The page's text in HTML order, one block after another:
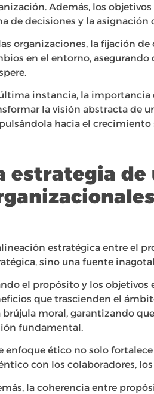
Además, los
de decisiones y la asignación
organizaciones, la fijación
en el entorno,
instancia, la importancia
la visión abstracta de
hacia el
estrategia
estratégica entre el
sino una fuente
el propósito y los objetivos
que trascienden el
brújula moral, garantizando
fundamental.
enfoque ético no solo
con los colaboradores,
la coherencia entre